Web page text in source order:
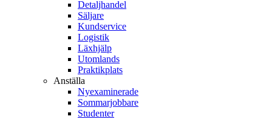
Detaljhandel
Säljare
Kundservice
Logistik
Läxhjälp
Utomlands
Praktikplats
Anställa
Nyexaminerade
Sommarjobbare
Studenter